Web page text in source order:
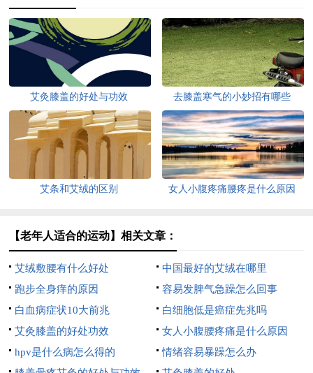
艾灸膝盖的好处与功效 去膝盖寒气的小妙招有哪些
艾条和艾绒的区别 女人小腹疼痛腰疼是什么原因
【老年人适合的运动】相关文章：
艾绒敷腰有什么好处
中国最好的艾绒在哪里
跑步全身痒的原因
容易发脾气急躁怎么回事
白血病症状10大前兆
白细胞低是癌症先兆吗
艾灸膝盖的好处功效
女人小腹腰疼痛是什么原因
hpv是什么病怎么得的
情绪容易暴躁怎么办